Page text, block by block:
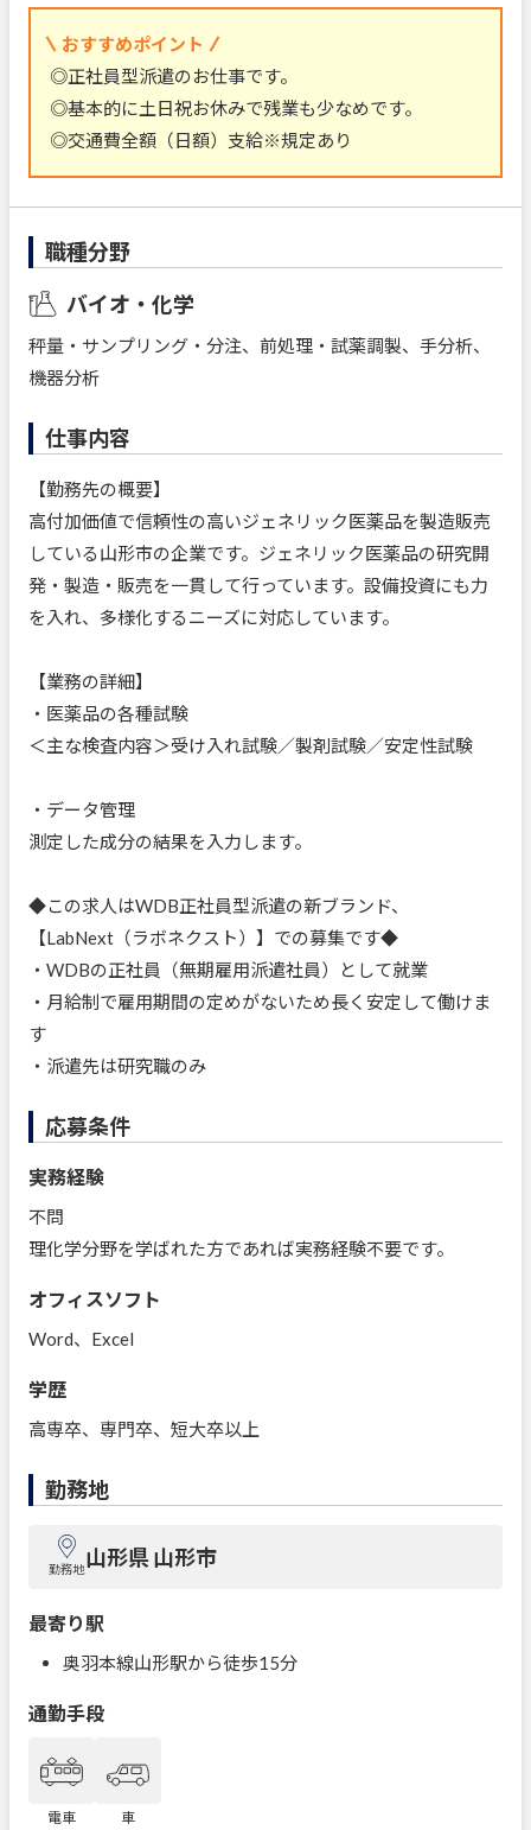
おすすめポイント
◎正社員型派遣のお仕事です。
◎基本的に土日祝お休みで残業も少なめです。
◎交通費全額（日額）支給※規定あり
職種分野
バイオ・化学
秤量・サンプリング・分注、前処理・試薬調製、手分析、
機器分析
仕事内容
【勤務先の概要】
高付加価値で信頼性の高いジェネリック医薬品を製造販売
している山形市の企業です。ジェネリック医薬品の研究開
発・製造・販売を一貫して行っています。設備投資にも力
を入れ、多様化するニーズに対応しています。
【業務の詳細】
・医薬品の各種試験
＜主な検査内容＞受け入れ試験／製剤試験／安定性試験
・データ管理
測定した成分の結果を入力します。
◆この求人はWDB正社員型派遣の新ブランド、
【LabNext（ラボネクスト）】での募集です◆
・WDBの正社員（無期雇用派遣社員）として就業
・月給制で雇用期間の定めがないため長く安定して働けま
す
・派遣先は研究職のみ
応募条件
実務経験
不問
理化学分野を学ばれた方であれば実務経験不要です。
オフィスソフト
Word、Excel
学歴
高専卒、専門卒、短大卒以上
勤務地
勤務地山形県 山形市
最寄り駅
奥羽本線山形駅から徒歩15分
通勤手段
電車
車